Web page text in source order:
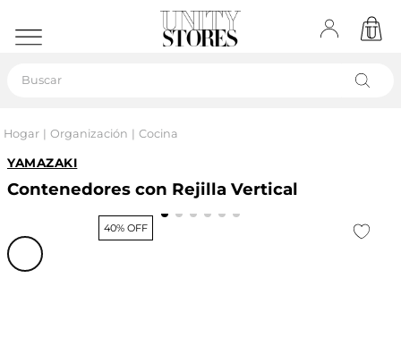
Hogar Organización Cocina
YAMAZAKI
Contenedores con Rejilla Vertical
40% OFF